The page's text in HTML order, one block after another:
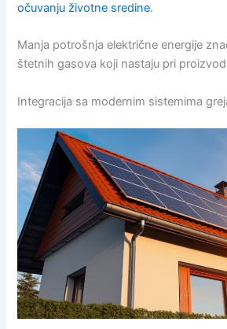
očuvanju životne sredine.
Manja potrošnja električne energije
štetnih gasova koji nastaju pri
Integracija sa modernim sistemima